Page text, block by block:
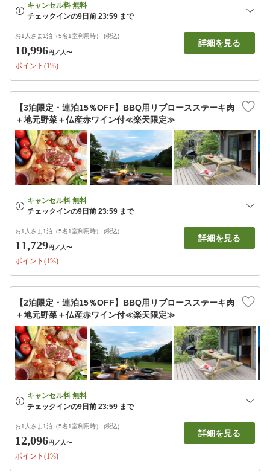
お1人さま1泊（5名1室利用時） (税込)
10,996円 ／人〜
ポイント(1%)
詳細を見る
【3泊限定・連泊15％OFF】BBQ用リブロースステーキ肉
＋地元野菜＋仏産赤ワイン付≪楽天限定≫
お1人さま1泊（5名1室利用時） (税込)
11,729円 ／人〜
ポイント(1%)
詳細を見る
【2泊限定・連泊15％OFF】BBQ用リブロースステーキ肉
＋地元野菜＋仏産赤ワイン付≪楽天限定≫
お1人さま1泊（5名1室利用時） (税込)
12,096円 ／人〜
ポイント(1%)
詳細を見る